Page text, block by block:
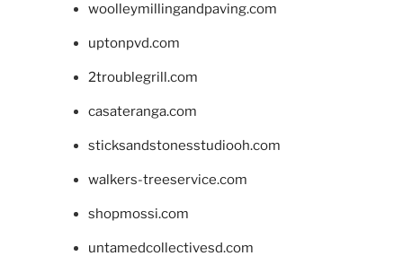
woolleymillingandpaving.com
uptonpvd.com
2troublegrill.com
casateranga.com
sticksandstonesstudiooh.com
walkers-treeservice.com
shopmossi.com
untamedcollectivesd.com